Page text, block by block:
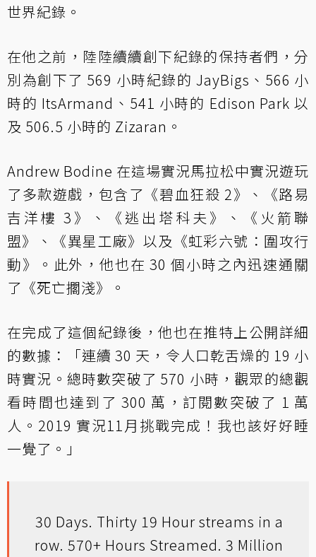
世界紀錄。
在他之前，陸陸續續創下紀錄的保持者們，分
別為創下了 569 小時紀錄的 JayBigs、566 小
時的 ItsArmand、541 小時的 Edison Park 以
及 506.5 小時的 Zizaran。
Andrew Bodine 在這場實況馬拉松中實況遊玩
了多款遊戲，包含了《碧血狂殺 2》、《路易
吉洋樓 3》、《逃出塔科夫》、《火箭聯
盟》、《異星工廠》以及《虹彩六號：圍攻行
動》。此外，他也在 30 個小時之內迅速通關
了《死亡擱淺》。
在完成了這個紀錄後，他也在推特上公開詳細
的數據：「連續 30 天，令人口乾舌燥的 19 小
時實況。總時數突破了 570 小時，觀眾的總觀
看時間也達到了 300 萬，訂閱數突破了 1 萬
人。2019 實況11月挑戰完成！我也該好好睡
一覺了。」
30 Days. Thirty 19 Hour streams in a
row. 570+ Hours Streamed. 3 Million